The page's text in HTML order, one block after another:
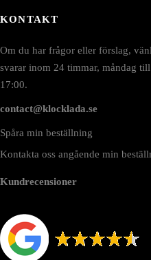
KONTAKT
Om du har frågor eller förslag,
svarar inom 24 timmar, måndag
17:00.
contact@klocklada.se
Spåra min beställning
Kontakta oss angående min
Kundrecensioner